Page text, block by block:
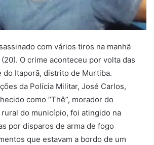
com vários tiros na manhã
O crime aconteceu por volta das
do Itaporã, distrito de Murtiba.
da Polícia Militar, José Carlos,
como “Thê”, morador do
do município, foi atingido na
por disparos de arma de fogo
que estavam a bordo de um